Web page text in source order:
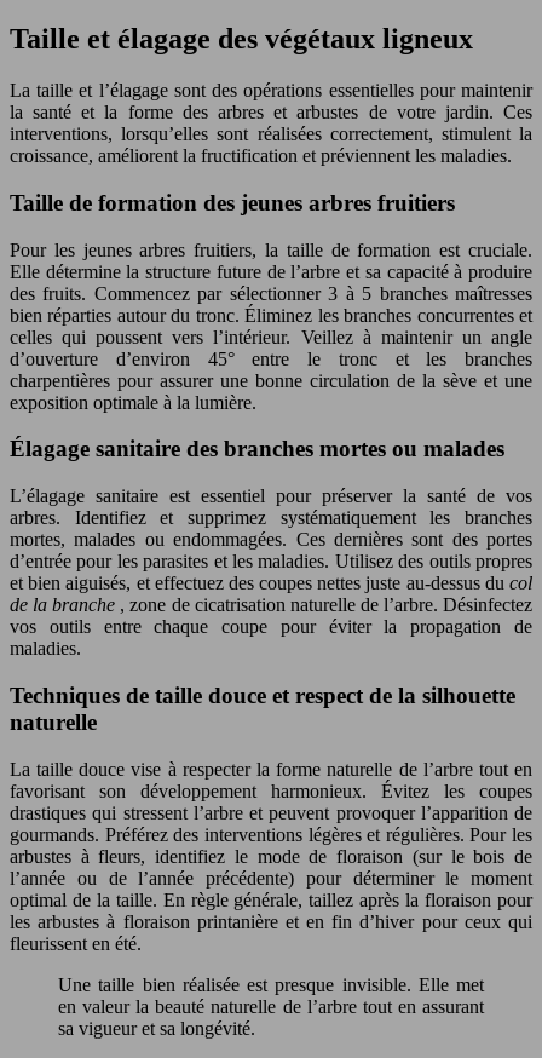
Taille et élagage des végétaux ligneux
La taille et l’élagage sont des opérations essentielles pour maintenir
la santé et la forme des arbres et arbustes de votre jardin. Ces
interventions, lorsqu’elles sont réalisées correctement, stimulent la
croissance, améliorent la fructification et préviennent les maladies.
Taille de formation des jeunes arbres fruitiers
Pour les jeunes arbres fruitiers, la taille de formation est cruciale.
Elle détermine la structure future de l’arbre et sa capacité à produire
des fruits. Commencez par sélectionner 3 à 5 branches maîtresses
bien réparties autour du tronc. Éliminez les branches concurrentes et
celles qui poussent vers l’intérieur. Veillez à maintenir un angle
d’ouverture d’environ 45° entre le tronc et les branches
charpentières pour assurer une bonne circulation de la sève et une
exposition optimale à la lumière.
Élagage sanitaire des branches mortes ou malades
L’élagage sanitaire est essentiel pour préserver la santé de vos
arbres. Identifiez et supprimez systématiquement les branches
mortes, malades ou endommagées. Ces dernières sont des portes
d’entrée pour les parasites et les maladies. Utilisez des outils propres
et bien aiguisés, et effectuez des coupes nettes juste au-dessus du col
de la branche , zone de cicatrisation naturelle de l’arbre. Désinfectez
vos outils entre chaque coupe pour éviter la propagation de
maladies.
Techniques de taille douce et respect de la silhouette
naturelle
La taille douce vise à respecter la forme naturelle de l’arbre tout en
favorisant son développement harmonieux. Évitez les coupes
drastiques qui stressent l’arbre et peuvent provoquer l’apparition de
gourmands. Préférez des interventions légères et régulières. Pour les
arbustes à fleurs, identifiez le mode de floraison (sur le bois de
l’année ou de l’année précédente) pour déterminer le moment
optimal de la taille. En règle générale, taillez après la floraison pour
les arbustes à floraison printanière et en fin d’hiver pour ceux qui
fleurissent en été.
Une taille bien réalisée est presque invisible. Elle met
en valeur la beauté naturelle de l’arbre tout en assurant
sa vigueur et sa longévité.